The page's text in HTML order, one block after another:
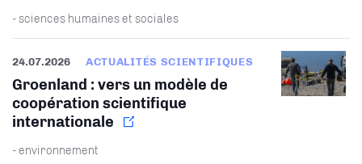
- sciences humaines et sociales
24.07.2026 ACTUALITÉS SCIENTIFIQUES
Groenland : vers un modèle de
coopération scientifique
internationale
- environnement